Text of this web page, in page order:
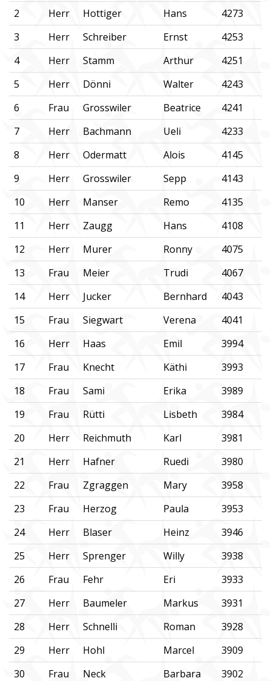
2
Herr Hottiger Hans
4273
3
Herr Schreiber Ernst
4253
4
Herr Stamm Arthur
4251
5
Herr Dönni Walter
4243
6
Frau Grosswiler Beatrice
4241
7
Herr Bachmann Ueli
4233
8
Herr Odermatt Alois
4145
9
Herr Grosswiler Sepp
4143
10
Herr Manser Remo
4135
11
Herr Zaugg Hans
4108
12
Herr Murer Ronny
4075
13
Frau Meier Trudi
4067
14
Herr Jucker Bernhard
4043
15
Frau Siegwart Verena
4041
16
Herr Haas Emil
3994
17
Frau Knecht Käthi
3993
18
Frau Sami Erika
3989
19
Frau Rütti Lisbeth
3984
20
Herr Reichmuth Karl
3981
21
Herr Hafner Ruedi
3980
22
Frau Zgraggen Mary
3958
23
Frau Herzog Paula
3953
24
Herr Blaser Heinz
3946
25
Herr Sprenger Willy
3938
26
Frau Fehr Eri
3933
27
Herr Baumeler Markus
3931
28
Herr Schnelli Roman
3928
29
Herr Hohl Marcel
3909
30
Frau Neck Barbara
3902